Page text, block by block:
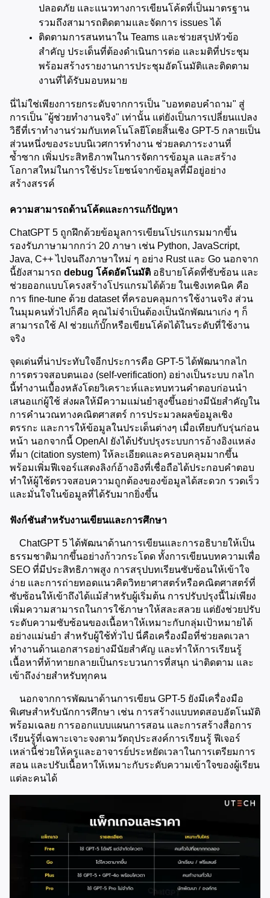
ปลอดภัย และแนวทางการเขียนโค้ดที่เป็นมาตรฐาน
รวมถึงสามารถติดตามและจัดการ issues ได้
ติดตามการสนทนาใน Teams และช่วยสรุปหัวข้อ
สำคัญ ประเด็นที่ต้องดำเนินการต่อ และมติที่ประชุม
พร้อมสร้างรายงานการประชุมอัตโนมัติและติดตาม
งานที่ได้รับมอบหมาย
นี่ไม่ใช่เพียงการยกระดับจากการเป็น "บอทตอบคำถาม" สู่
การเป็น "ผู้ช่วยทำงานจริง" เท่านั้น แต่ยังเป็นการเปลี่ยนแปลง
วิธีที่เราทำงานร่วมกับเทคโนโลยีโดยสิ้นเชิง GPT-5 กลายเป็น
ส่วนหนึ่งของระบบนิเวศการทำงาน ช่วยลดภาระงานที่
ซ้ำซาก เพิ่มประสิทธิภาพในการจัดการข้อมูล และสร้าง
โอกาสใหม่ในการใช้ประโยชน์จากข้อมูลที่มีอยู่อย่าง
สร้างสรรค์
ความสามารถด้านโค้ดและการแก้ปัญหา
ChatGPT 5 ถูกฝึกด้วยข้อมูลการเขียนโปรแกรมมากขึ้น
รองรับภาษามากกว่า 20 ภาษา เช่น Python, JavaScript,
Java, C++ ไปจนถึงภาษาใหม่ ๆ อย่าง Rust และ Go นอกจาก
นี้ยังสามารถ debug โค้ดอัตโนมัติ อธิบายโค้ดที่ซับซ้อน และ
ช่วยออกแบบโครงสร้างโปรแกรมได้ด้วย ในเชิงเทคนิค คือ
การ fine-tune ด้วย dataset ที่ครอบคลุมการใช้งานจริง ส่วน
ในมุมคนทั่วไปก็คือ คุณไม่จำเป็นต้องเป็นนักพัฒนาเก่ง ๆ ก็
สามารถใช้ AI ช่วยแก้บั๊กหรือเขียนโค้ดได้ในระดับที่ใช้งาน
จริง
จุดเด่นที่น่าประทับใจอีกประการคือ GPT-5 ได้พัฒนากลไก
การตรวจสอบตนเอง (self-verification) อย่างเป็นระบบ กลไก
นี้ทำงานเบื้องหลังโดยวิเคราะห์และทบทวนคำตอบก่อนนำ
เสนอแก่ผู้ใช้ ส่งผลให้มีความแม่นยำสูงขึ้นอย่างมีนัยสำคัญใน
การคำนวณทางคณิตศาสตร์ การประมวลผลข้อมูลเชิง
ตรรกะ และการให้ข้อมูลในประเด็นต่างๆ เมื่อเทียบกับรุ่นก่อน
หน้า นอกจากนี้ OpenAI ยังได้ปรับปรุงระบบการอ้างอิงแหล่ง
ที่มา (citation system) ให้ละเอียดและครอบคลุมมากขึ้น
พร้อมเพิ่มฟีเจอร์แสดงลิงก์อ้างอิงที่เชื่อถือได้ประกอบคำตอบ
ทำให้ผู้ใช้ตรวจสอบความถูกต้องของข้อมูลได้สะดวก รวดเร็ว
และมั่นใจในข้อมูลที่ได้รับมากยิ่งขึ้น
ฟังก์ชันสำหรับงานเขียนและการศึกษา
ธรรมชาติมากขึ้นอย่างก้าวกระโดด ทั้งการเขียนบทความเพื่อ
SEO ที่มีประสิทธิภาพสูง การสรุปบทเรียนซับซ้อนให้เข้าใจ
ง่าย และการถ่ายทอดแนวคิดวิทยาศาสตร์หรือคณิตศาสตร์ที่
ซับซ้อนให้เข้าถึงได้แม้สำหรับผู้เริ่มต้น การปรับปรุงนี้ไม่เพียง
เพิ่มความสามารถในการใช้ภาษาให้สละสลวย แต่ยังช่วยปรับ
ระดับความซับซ้อนของเนื้อหาให้เหมาะกับกลุ่มเป้าหมายได้
อย่างแม่นยำ สำหรับผู้ใช้ทั่วไป นี่คือเครื่องมือที่ช่วยลดเวลา
ทำงานด้านเอกสารอย่างมีนัยสำคัญ และทำให้การเรียนรู้
เนื้อหาที่ท้าทายกลายเป็นกระบวนการที่สนุก น่าติดตาม และ
เข้าถึงง่ายสำหรับทุกคน
พิเศษสำหรับนักการศึกษา เช่น การสร้างแบบทดสอบอัตโนมัติ
พร้อมเฉลย การออกแบบแผนการสอน และการสร้างสื่อการ
เรียนรู้ที่เฉพาะเจาะจงตามวัตถุประสงค์การเรียนรู้ ฟีเจอร์
เหล่านี้ช่วยให้ครูและอาจารย์ประหยัดเวลาในการเตรียมการ
สอน และปรับเนื้อหาให้เหมาะกับระดับความเข้าใจของผู้เรียน
แต่ละคนได้